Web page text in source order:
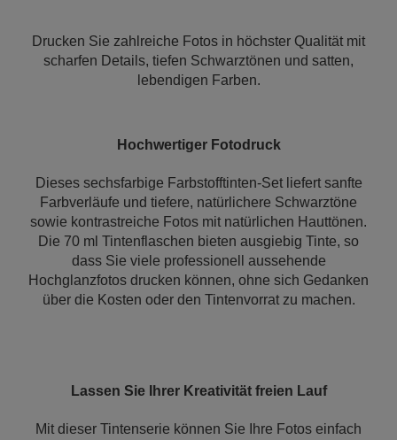
Drucken Sie zahlreiche Fotos in höchster Qualität mit
scharfen Details, tiefen Schwarztönen und satten,
lebendigen Farben.
Hochwertiger Fotodruck
Dieses sechsfarbige Farbstofftinten-Set liefert sanfte
Farbverläufe und tiefere, natürlichere Schwarztöne
sowie kontrastreiche Fotos mit natürlichen Hauttönen.
Die 70 ml Tintenflaschen bieten ausgiebig Tinte, so
dass Sie viele professionell aussehende
Hochglanzfotos drucken können, ohne sich Gedanken
über die Kosten oder den Tintenvorrat zu machen.
Lassen Sie Ihrer Kreativität freien Lauf
Mit dieser Tintenserie können Sie Ihre Fotos einfach